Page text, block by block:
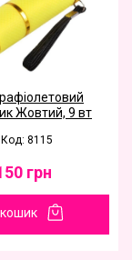
Жовтий, 9 вт
Код: 8115
грн